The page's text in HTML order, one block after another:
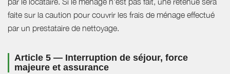
faite sur la caution pour couvrir les frais de ménage effectué
par un prestataire de nettoyage.
Article 5 — Interruption de séjour, force
majeure et assurance